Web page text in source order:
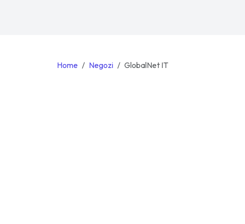
Home Negozi GlobalNet IT